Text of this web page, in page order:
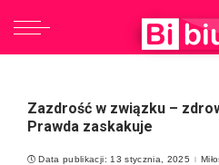
Zazdrość w związku –
Prawda zaskakuje
Data publikacji: 13 stycznia, 2025